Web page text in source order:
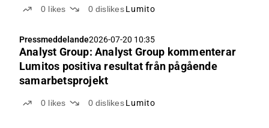
0 likes 0 dislikes Lumito
Pressmeddelande2026-07-20 10:35
Analyst Group: Analyst Group kommenterar
Lumitos positiva resultat från pågående
samarbetsprojekt
0 likes 0 dislikes Lumito